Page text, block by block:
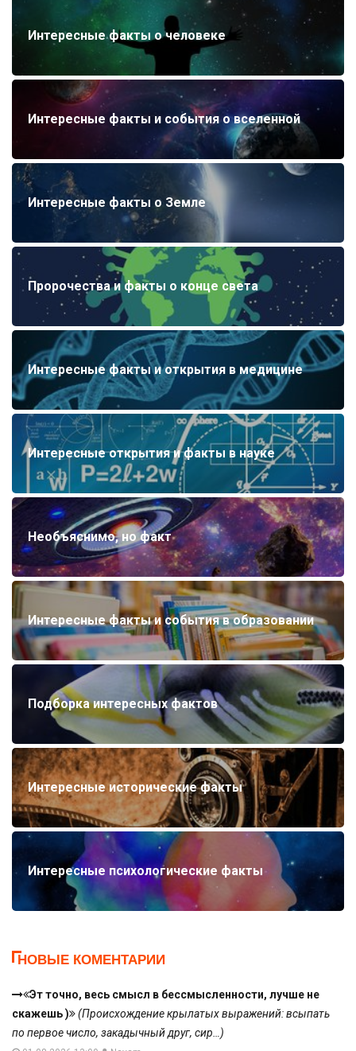
Интересные факты о человеке
Интересные факты и события о вселенной
Интересные факты о Земле
Пророчества и факты о конце света
Интересные факты и открытия в медицине
Интересные открытия и факты в науке
Необъяснимо, но факт
Интересные факты и события в образовании
Подборка интересных фактов
Интересные исторические факты
Интересные психологические факты
НОВЫЕ КОМЕНТАРИИ
Эт точно, весь смысл в бессмысленности, лучше не
скажешь )
(Происхождение крылатых выражений: всыпать
по первое число, закадычный друг, сир…)